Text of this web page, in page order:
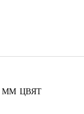
ММ ЦВЯТ